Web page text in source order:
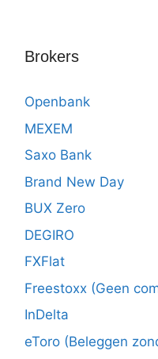
Brokers
Openbank
MEXEM
Saxo Bank
Brand New Day
BUX Zero
DEGIRO
FXFlat
Freestoxx (Geen
InDelta
eToro (Beleggen